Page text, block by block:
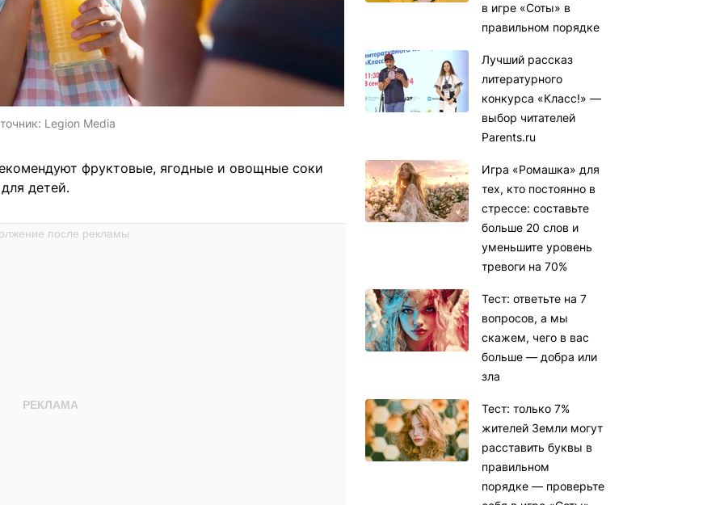
Legion Media
фруктовые, ягодные и овощные соки
детей.
в игре «Соты» в
правильном порядке
Лучший рассказ
литературного
конкурса «Класс!» —
выбор читателей
Parents.ru
Игра «Ромашка» для
тех, кто постоянно в
стрессе: составьте
больше 20 слов и
уменьшите уровень
тревоги на 70%
Тест: ответьте на 7
вопросов, а мы
скажем, чего в вас
больше — добра или
зла
Тест: только 7%
жителей Земли могут
расставить буквы в
правильном
порядке — проверьте